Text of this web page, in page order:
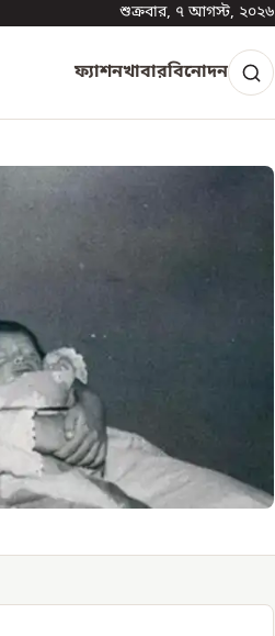
শুক্রবার, ৭ আগস্ট, ২০২৬
ফ্যাশনখাবারবিনোদন